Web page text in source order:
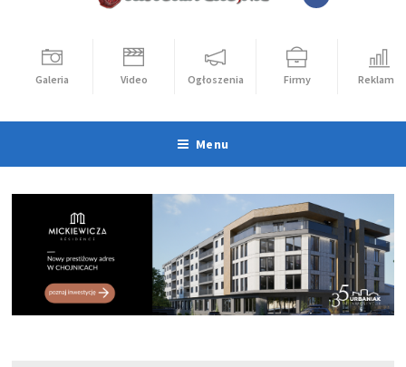
Galeria Video Ogłoszenia Firmy Reklama
Menu